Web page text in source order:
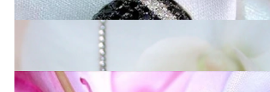
6.680,00 €
Auffallender Anhänger mit schwarzen Diamanten & Brillanten
Interessanter Ring mit cognac-braunen Diamanten